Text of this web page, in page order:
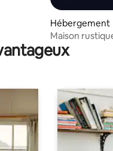
Hébergement
Maison
sur le château